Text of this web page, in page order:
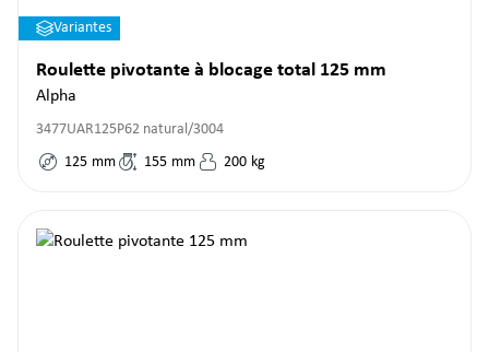
Variantes
Roulette pivotante à blocage total 125 mm
Alpha
3477UAR125P62 natural/3004
125 mm 155 mm 200 kg